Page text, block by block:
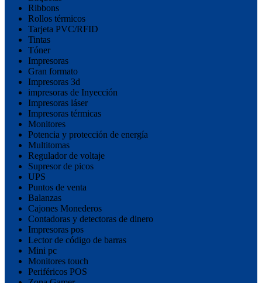
Ribbons
Rollos térmicos
Tarjeta PVC/RFID
Tintas
Tóner
Impresoras
Gran formato
Impresoras 3d
impresoras de Inyección
Impresoras láser
Impresoras térmicas
Monitores
Potencia y protección de energía
Multitomas
Regulador de voltaje
Supresor de picos
UPS
Puntos de venta
Balanzas
Cajones Monederos
Contadoras y detectoras de dinero
Impresoras pos
Lector de código de barras
Mini pc
Monitores touch
Periféricos POS